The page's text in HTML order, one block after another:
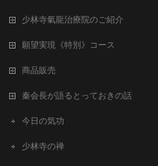
少林寺氣龍治療院のご紹介
願望実現《特別》コース
商品販売
秦会長が語るとっておきの話
今日の気功
少林寺の禅